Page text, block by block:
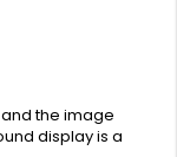
the image
display is a